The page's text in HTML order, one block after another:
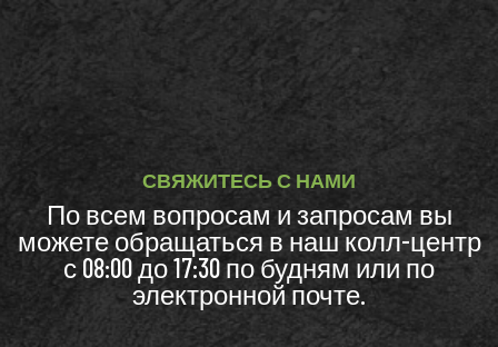
СВЯЖИТЕСЬ С НАМИ
По всем вопросам и запросам вы
можете обращаться в наш колл-центр
с 08:00 до 17:30 по будням или по
электронной почте.